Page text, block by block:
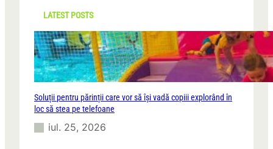
LATEST POSTS
Soluții pentru părinții care vor să își vadă copiii explorând în
loc să stea pe telefoane
iul. 25, 2026